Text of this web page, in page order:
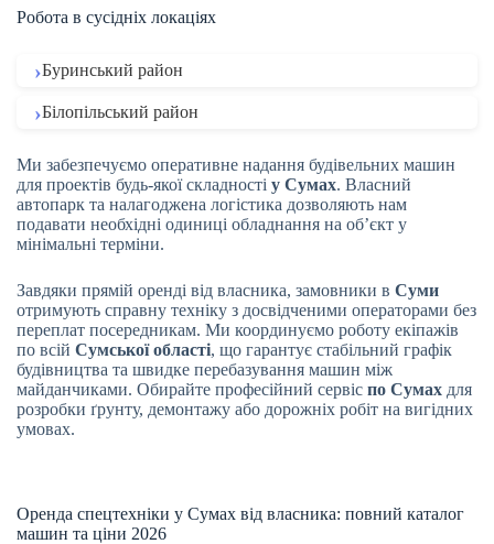
Робота в сусідніх локаціях
Буринський район
Білопільський район
Ми забезпечуємо оперативне надання будівельних машин
для проектів будь-якої складності у Сумах. Власний
автопарк та налагоджена логістика дозволяють нам
подавати необхідні одиниці обладнання на об’єкт у
мінімальні терміни.
Завдяки прямій оренді від власника, замовники в Суми
отримують справну техніку з досвідченими операторами без
переплат посередникам. Ми координуємо роботу екіпажів
по всій Сумської області, що гарантує стабільний графік
будівництва та швидке перебазування машин між
майданчиками. Обирайте професійний сервіс по Сумах для
розробки ґрунту, демонтажу або дорожніх робіт на вигідних
умовах.
Оренда спецтехніки у Сумах від власника: повний каталог
машин та ціни 2026